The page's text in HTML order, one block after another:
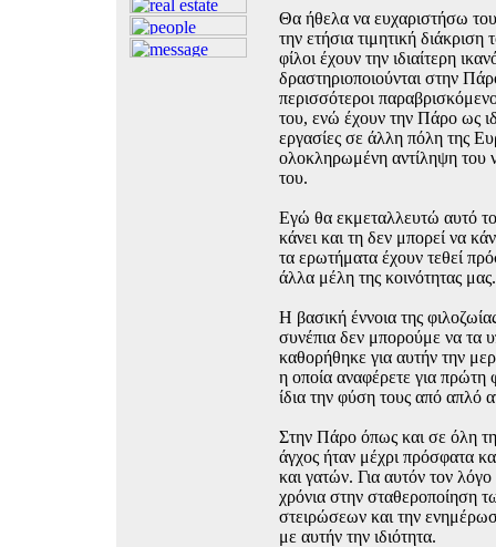
Θα ήθελα να ευχαριστήσω
την ετήσια τιμητική διάκριση
φίλοι έχουν την ιδιαίτερη
δραστηριοποιούνται στην
περισσότεροι
του, ενώ έχουν την Πάρο ως
εργασίες σε άλλη πόλη της
ολοκληρωμένη αντίληψη του
του.
Εγώ θα εκμεταλλευτώ αυτό το
κάνει και τη δεν μπορεί να
τα ερωτήματα έχουν τεθεί
άλλα μέλη της κοινότητας μας.
Η βασική έννοια της
συνέπια δεν μπορούμε να τα
καθορήθηκε για αυτήν την
η οποία αναφέρετε για
ίδια την φύση τους από απλό
Στην Πάρο όπως και σε όλη
άγχος ήταν μέχρι πρόσφατα
και γατών. Για αυτόν τον λόγο
χρόνια στην σταθεροποίηση
στειρώσεων και την
με αυτήν την ιδιότητα.